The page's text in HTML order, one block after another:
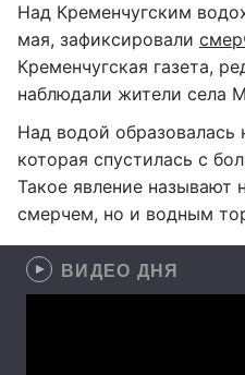
Над Кременчугским
мая, зафиксировали
Кременчугская газета,
наблюдали жители села
Над водой образовалась
которая спустилась с
Такое явление называют
смерчем, но и водным
ВИДЕО ДНЯ